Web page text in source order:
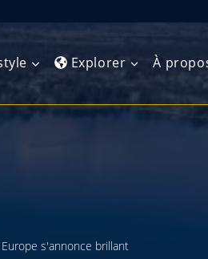
Explorer
Afrique de l’Est
À
s'annonce brillant